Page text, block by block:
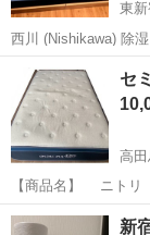
東
西川 (Nishikawa) 除湿シート からっと寝 シングル 強力吸湿 さらさら
快眠 強力消臭 除湿マッ
Amazonで購入
東京 新宿区
セ
高
【商品名】 ニトリ
2(+付属のベッドフレーム組み立
年半 マットレスと
東京 新宿区
新